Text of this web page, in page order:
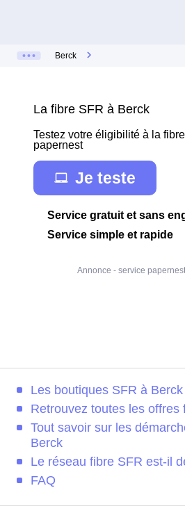
Berck
La fibre SFR à Berck
Testez votre éligibilité à la
papernest
Je teste
Service gratuit et sans
Service simple et rapide
Annonce - service
Les boutiques SFR à Berck
Retrouvez toutes les offres
Tout savoir sur les
Berck
Le réseau fibre SFR est-il
FAQ